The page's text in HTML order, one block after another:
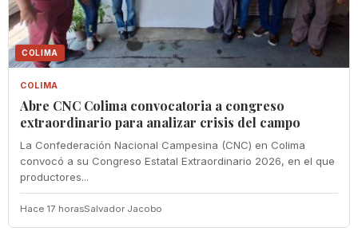
COLIMA
COLIMA
Abre CNC Colima convocatoria a congreso
extraordinario para analizar crisis del campo
La Confederación Nacional Campesina (CNC) en Colima
convocó a su Congreso Estatal Extraordinario 2026, en el que
productores...
Hace 17 horasSalvador Jacobo